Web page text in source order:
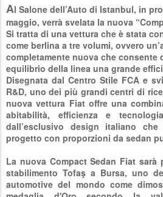
Al Salone dell’Auto di Istanbul, in
maggio, verrà svelata la nuova
Si tratta di una vettura che è stata
come berlina a tre volumi, ovvero
completamente nuova che consente
equilibrio della linea una grande
Disegnata dal Centro Stile FCA e
R&D, uno dei più grandi centri di
nuova vettura Fiat offre una
abitabilità, efficienza e
dall’esclusivo design italiano
progetto con proporzioni da sedan
La nuova Compact Sedan Fiat
stabilimento Tofaş a Bursa, uno
automotive del mondo come